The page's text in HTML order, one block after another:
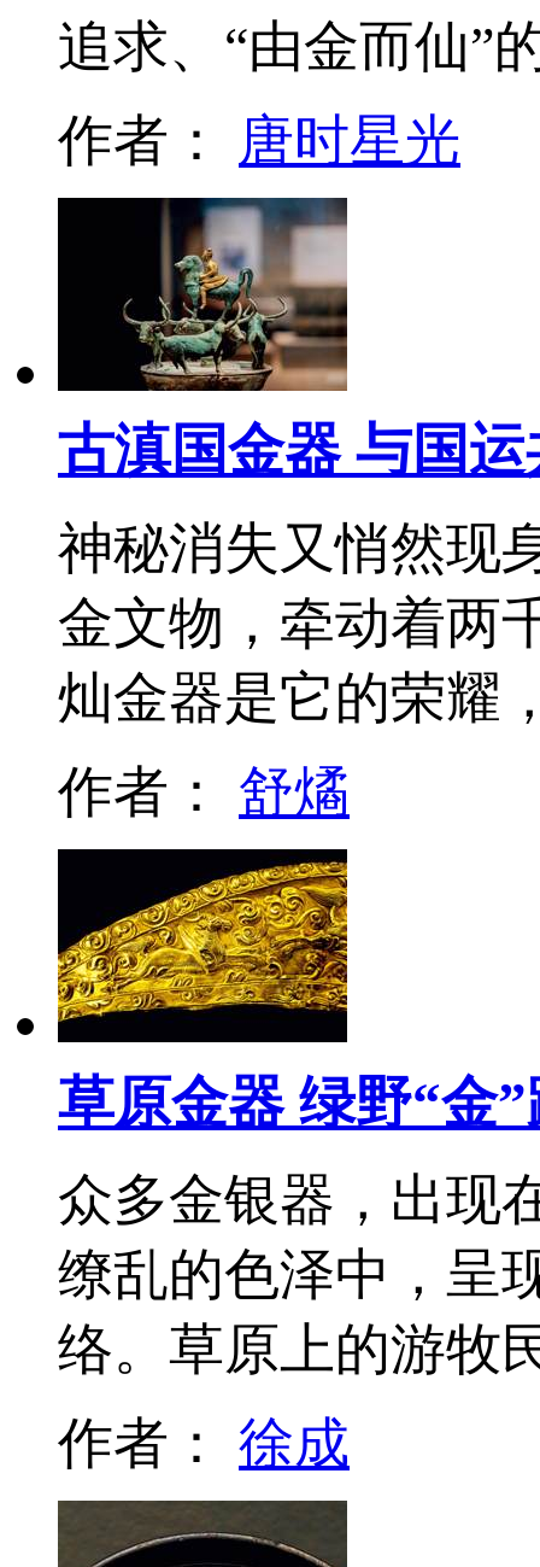
追求、“由金而仙”
作者： 唐时星光
古滇国金器 与国
神秘消失又悄然现
金文物，牵动着两
灿金器是它的荣耀
作者： 舒燏
草原金器 绿野“金
众多金银器，出现
缭乱的色泽中，呈
络。草原上的游牧
作者： 徐成